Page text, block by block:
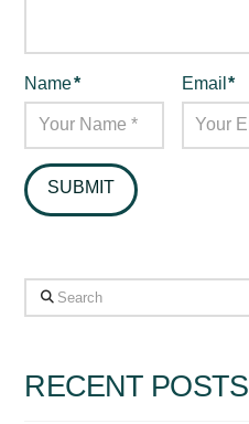
Name* Email*
Search
RECENT POSTS